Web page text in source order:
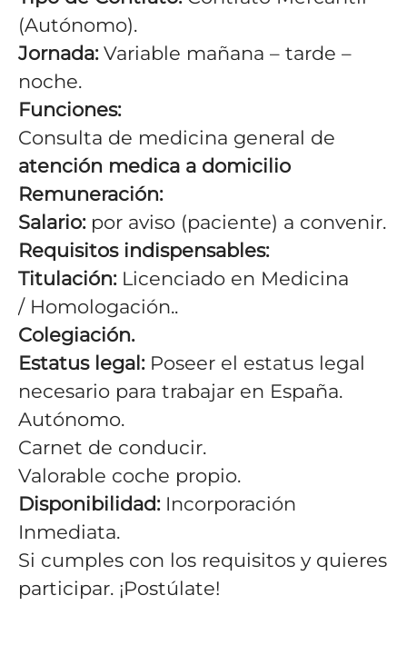
(Autónomo).
Jornada:Variable mañana – tarde –
noche.
Funciones:
Consulta de medicina general de
atención medica a domicilio
Remuneración:
Salario: por aviso (paciente) a convenir.
Requisitos indispensables:
Titulación:Licenciado en Medicina
/ Homologación..
Colegiación.
Estatus legal:Poseer el estatus legal
necesario para trabajar en España.
Autónomo.
Carnet de conducir.
Valorable coche propio.
Disponibilidad:Incorporación
Inmediata.
Si cumples con los requisitos y quieres
participar. ¡Postúlate!